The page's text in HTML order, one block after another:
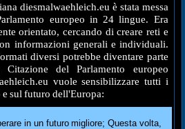
diesmalwaehleich.eu è stata messa
europeo in 24 lingue. Era
orientato, cercando di creare reti e
informazioni generali e individuali.
diversi potrebbe diventare parte
del Parlamento europeo
vuole sensibilizzare tutti i
sul futuro dell'Europa:
in un futuro migliore; Questa volta,